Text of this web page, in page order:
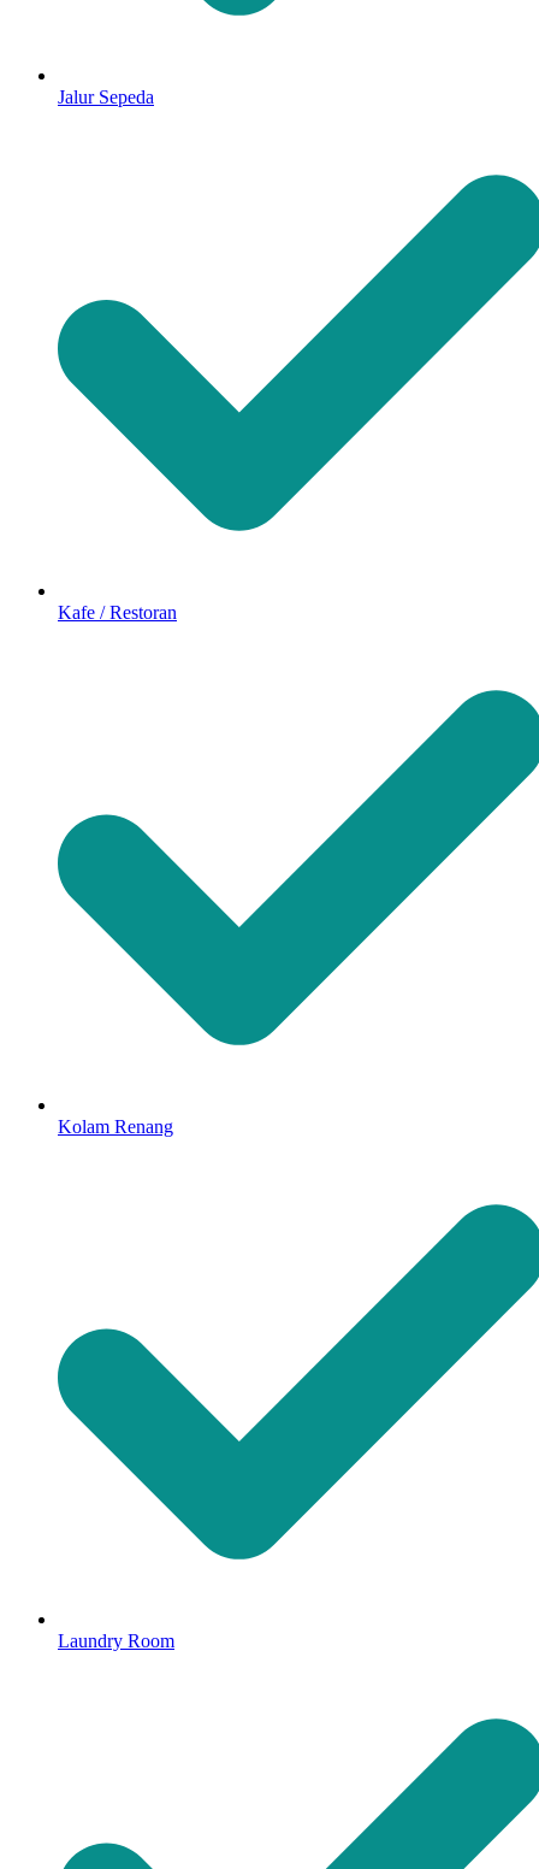
Jalur Sepeda
Kafe / Restoran
Kolam Renang
Laundry Room